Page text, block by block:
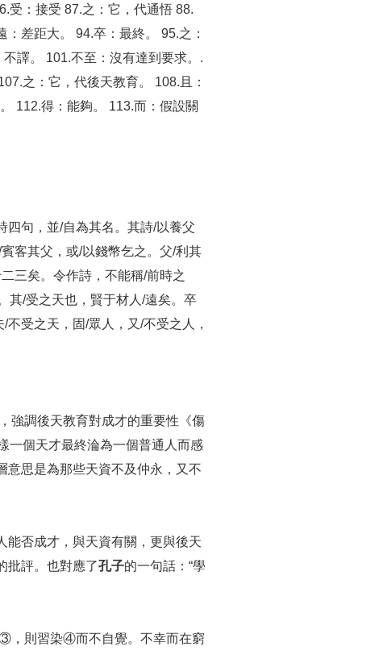
受：接受 87.之：它，代通悟 88.
差距大。 94.卒：最終。 95.之：
譯。 101.不至：沒有達到要求。.
之：它，代後天教育。 108.且：
112.得：能夠。 113.而：假設關
四句，並/自為其名。其詩/以養父
客其父，或/以錢幣乞之。父/利其
三矣。令作詩，不能稱/前時之
其/受之天也，賢于材人/遠矣。卒
受之天，固/眾人，又/不受之人，
強調後天教育對成才的重要性《傷
一個天才最終淪為一個普通人而感
意思是為那些天資不及仲永，又不
能否成才，與天資有關，更與後天
批評。也對應了孔子的一句話：“學
，則習染④而不自覺。不幸而在窮